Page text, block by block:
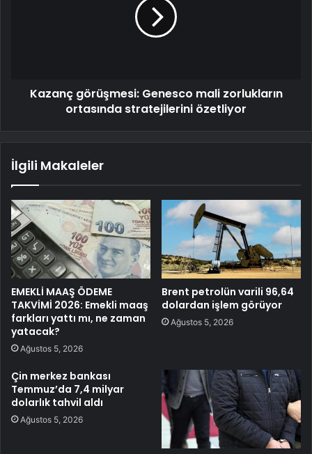
Kazanç görüşmesi: Genesco mali zorlukların
ortasında stratejilerini özetliyor
İlgili Makaleler
EMEKLİ MAAŞ ÖDEME
TAKVİMİ 2026: Emekli maaş
farkları yattı mı, ne zaman
yatacak?
Ağustos 5, 2026
Brent petrolün varili 96,64
dolardan işlem görüyor
Ağustos 5, 2026
Çin merkez bankası
Temmuz’da 7,4 milyar
dolarlık tahvil aldı
Ağustos 5, 2026